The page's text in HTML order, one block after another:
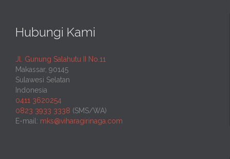
Hubungi Kami
Jl. Gunung Salahutu II No.11
Makassar, 90145
Sulawesi Selatan
Indonesia
0411 3620254
0823 3933 3338 (SMS/WA)
E-mail: mks@viharagirinaga.com